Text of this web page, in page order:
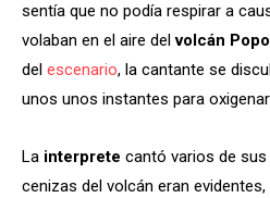
sentía que no podía respirar a
volaban en el aire delvolcán
del escenario, la cantante se
unos unos instantes para
La interprete cantó varios de
cenizas del volcán eran